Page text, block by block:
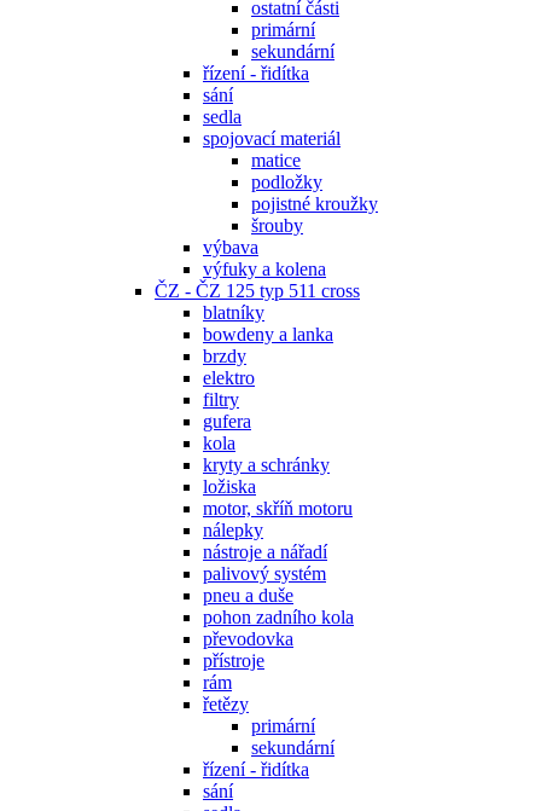
ostatní části
primární
sekundární
řízení - řidítka
sání
sedla
spojovací materiál
matice
podložky
pojistné kroužky
šrouby
výbava
výfuky a kolena
ČZ - ČZ 125 typ 511 cross
blatníky
bowdeny a lanka
brzdy
elektro
filtry
gufera
kola
kryty a schránky
ložiska
motor, skříň motoru
nálepky
nástroje a nářadí
palivový systém
pneu a duše
pohon zadního kola
převodovka
přístroje
rám
řetězy
primární
sekundární
řízení - řidítka
sání